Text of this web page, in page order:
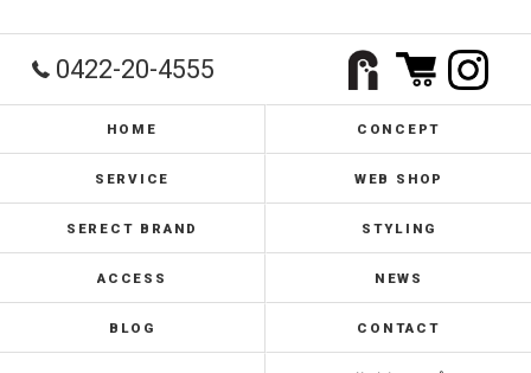
0422-20-4555
HOME CONCEPT
SERVICE WEB SHOP
SERECT BRAND STYLING
ACCESS NEWS
BLOG CONTACT